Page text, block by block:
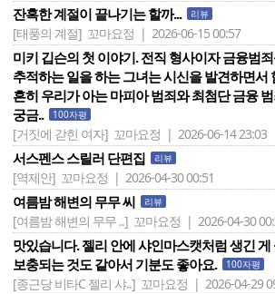
잔혹한 계절이 끝나기는 할까... 리뷰
[태풍의 계절] 꼬마요정 | 2026-06-15 00:57
미키 깁슨의 첫 이야기. 전직 형사이자 금융범
추적하는 일을 하는 그녀는 시신을 발견하면서
흔히 우리가 아는 마피아 범죄와 최첨단 금융
궁금..
100자평
[거짓에 갇힌 여자] 꼬마요정 | 2026-06-14 23:03
서스펜스 스릴러 단편집 리뷰
[역제안] 꼬마요정 | 2026-04-30 00:51
여름밤 해변의 무무 씨 리뷰
[여름밤 해변의 무무 ..] 꼬마요정 | 2026-04-30
맛있습니다. 젤리 안에 샤인마스캣처럼 생긴
보충되는 것도 같아서 기분도 좋아요.
100자평
[종근당 비타C 젤리 샤..] 꼬마요정 | 2026-04-29